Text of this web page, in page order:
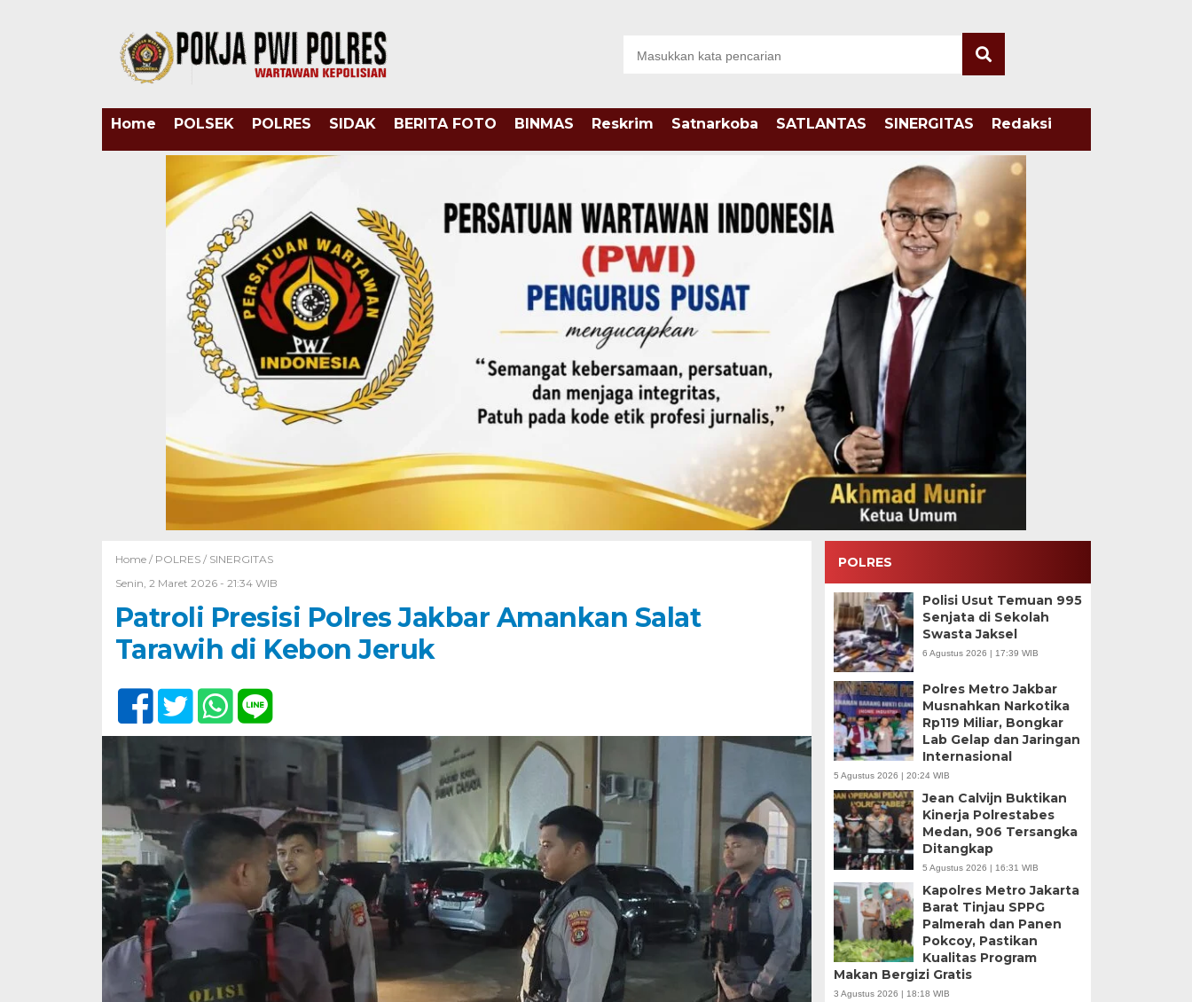
Home POLSEK POLRES SIDAK BERITA FOTO BINMAS Reskrim Satnarkoba SATLANTAS SINERGITAS Redaksi
Home / POLRES/ SINERGITAS
Senin, 2 Maret 2026 - 21:34 WIB
Patroli Presisi Polres Jakbar Amankan Salat
Tarawih di Kebon Jeruk
POLRES
Polisi Usut Temuan 995
Senjata di Sekolah
Swasta Jaksel
6 Agustus 2026 | 17:39 WIB
Polres Metro Jakbar
Musnahkan Narkotika
Rp119 Miliar, Bongkar
Lab Gelap dan Jaringan
Internasional
5 Agustus 2026 | 20:24 WIB
Jean Calvijn Buktikan
Kinerja Polrestabes
Medan, 906 Tersangka
Ditangkap
5 Agustus 2026 | 16:31 WIB
Kapolres Metro Jakarta
Barat Tinjau SPPG
Palmerah dan Panen
Pokcoy, Pastikan
Kualitas Program
Makan Bergizi Gratis
3 Agustus 2026 | 18:18 WIB